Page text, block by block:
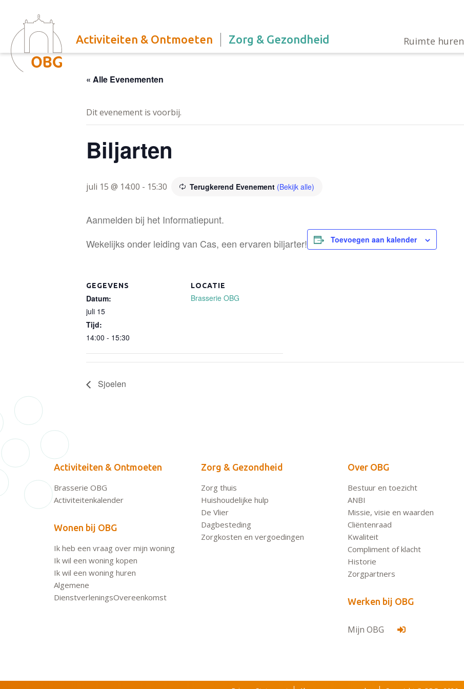
« Alle Evenementen
Dit evenement is voorbij.
Biljarten
juli 15 @ 14:00 - 15:30 Terugkerend Evenement (Bekijk alle)
Aanmelden bij het Informatiepunt.
Wekelijks onder leiding van Cas, een ervaren biljarter!
Toevoegen aan kalender
GEGEVENS
Datum:
juli 15
Tijd:
14:00 - 15:30
LOCATIE
Brasserie OBG
Sjoelen
Activiteiten & Ontmoeten
Brasserie OBG
Activiteitenkalender
Wonen bij OBG
Ik heb een vraag over mijn woning
Ik wil een woning kopen
Ik wil een woning huren
Algemene
DienstverleningsOvereenkomst
Zorg & Gezondheid
Zorg thuis
Huishoudelijke hulp
De Vlier
Dagbesteding
Zorgkosten en vergoedingen
Over OBG
Bestuur en toezicht
ANBI
Missie, visie en waarden
Cliëntenraad
Kwaliteit
Compliment of klacht
Historie
Zorgpartners
Werken bij OBG
Mijn OBG
Activiteiten & Ontmoeten Zorg & Gezondheid Ruimte huren